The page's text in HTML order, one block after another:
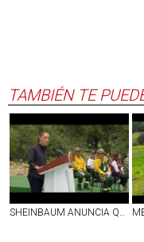
TAMBIÉN TE
SHEINBAUM ANUNCIA QUE CAMBIARÁ EL NOMBRE DEL PASO DE CORTÉS POR 'PASO DE LOS PUEBLOS INDÍGENAS´